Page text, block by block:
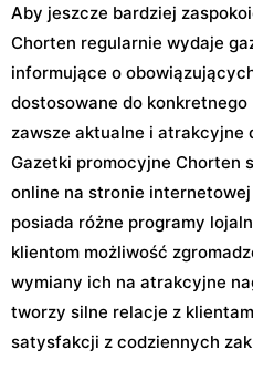
Aby jeszcze bardziej
Chorten regularnie wydaje
informujące o
dostosowane do
zawsze aktualne i atrakcyjne
Gazetki promocyjne Chorten
online na stronie
posiada różne programy
klientom możliwość
wymiany ich na atrakcyjne
tworzy silne relacje z
satysfakcji z codziennych